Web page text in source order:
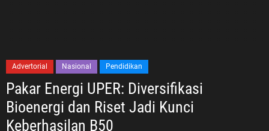
Advertorial Nasional Pendidikan
Pakar Energi UPER: Diversifikasi
Bioenergi dan Riset Jadi Kunci
Keberhasilan B50